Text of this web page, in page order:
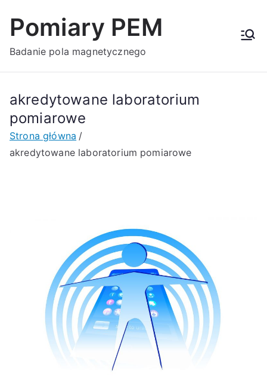
Pomiary PEM
Badanie pola magnetycznego
akredytowane laboratorium
pomiarowe
Strona główna
akredytowane laboratorium pomiarowe